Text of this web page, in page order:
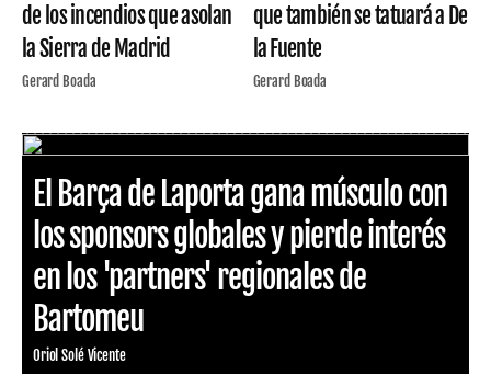
de los incendios que asolan
la Sierra de Madrid
Gerard Boada
que también se tatuará a De
la Fuente
Gerard Boada
El Barça de Laporta gana músculo con
los sponsors globales y pierde interés
en los 'partners' regionales de
Bartomeu
Oriol Solé Vicente